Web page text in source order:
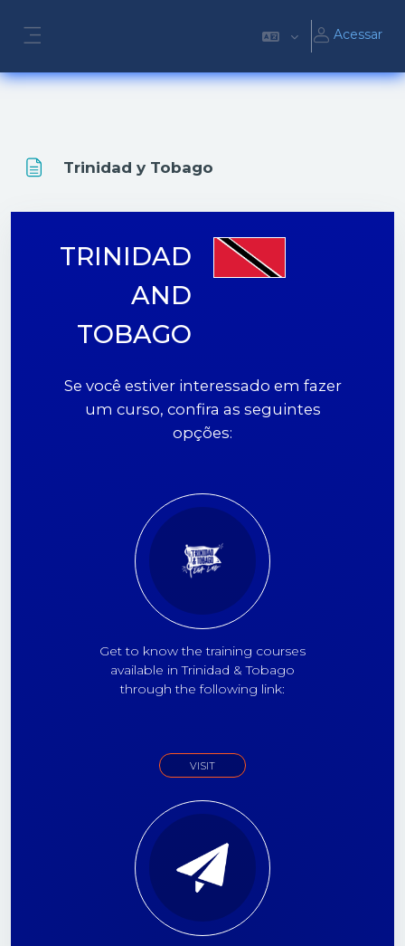
Acessar
Trinidad y Tobago
TRINIDAD
AND
TOBAGO
Se você estiver interessado em fazer
um curso, confira as seguintes
opções:
Get to know the training courses
available in Trinidad & Tobago
through the following link:
VISIT